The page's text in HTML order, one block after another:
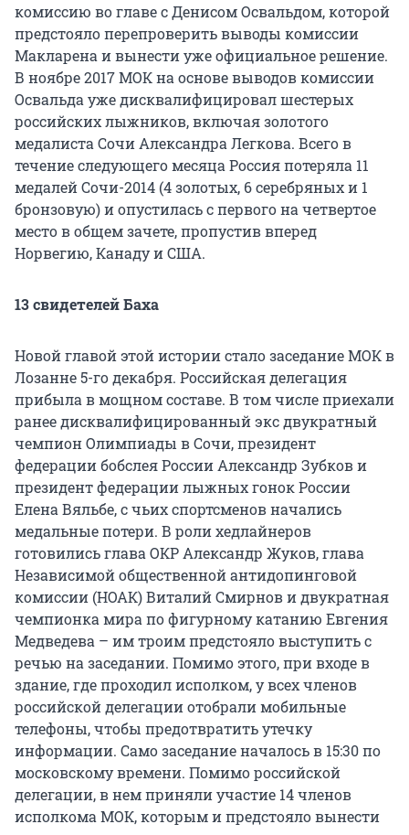
комиссию во главе с Денисом Освальдом, которой
предстояло перепроверить выводы комиссии
Макларена и вынести уже официальное решение.
В ноябре 2017 МОК на основе выводов комиссии
Освальда уже дисквалифицировал шестерых
российских лыжников, включая золотого
медалиста Сочи Александра Легкова. Всего в
течение следующего месяца Россия потеряла 11
медалей Сочи-2014 (4 золотых, 6 серебряных и 1
бронзовую) и опустилась с первого на четвертое
место в общем зачете, пропустив вперед
Норвегию, Канаду и США.
13 свидетелей Баха
Новой главой этой истории стало заседание МОК в
Лозанне 5-го декабря. Российская делегация
прибыла в мощном составе. В том числе приехали
ранее дисквалифицированный экс двукратный
чемпион Олимпиады в Сочи, президент
федерации бобслея России Александр Зубков и
президент федерации лыжных гонок России
Елена Вяльбе, с чьих спортсменов начались
медальные потери. В роли хедлайнеров
готовились глава ОКР Александр Жуков, глава
Независимой общественной антидопинговой
комиссии (НОАК) Виталий Смирнов и двукратная
чемпионка мира по фигурному катанию Евгения
Медведева – им троим предстояло выступить с
речью на заседании. Помимо этого, при входе в
здание, где проходил исполком, у всех членов
российской делегации отобрали мобильные
телефоны, чтобы предотвратить утечку
информации. Само заседание началось в 15:30 по
московскому времени. Помимо российской
делегации, в нем приняли участие 14 членов
исполкома МОК, которым и предстояло вынести